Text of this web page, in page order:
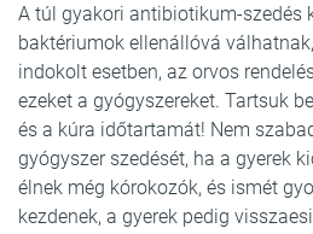
A túl gyakori antibiotikum-szedés
baktériumok ellenállóvá
indokolt esetben, az orvos
ezeket a gyógyszereket. Tartsuk
és a kúra időtartamát! Nem
gyógyszer szedését, ha a gyerek
élnek még kórokozók, és ismét
kezdenek, a gyerek pedig